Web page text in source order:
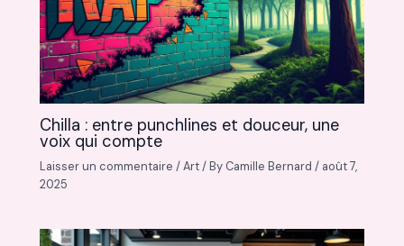
Chilla : entre punchlines et douceur, une
voix qui compte
Laisser un commentaire /Art/ By Camille Bernard/ août 7,
2025